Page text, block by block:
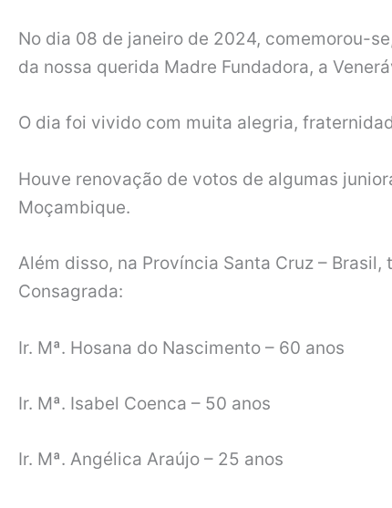
No dia 08 de janeiro de 2024, comemorou-
da nossa querida Madre Fundadora, a
O dia foi vivido com muita alegria,
Houve renovação de votos de algumas
Moçambique.
Além disso, na Província Santa Cruz –
Consagrada:
Ir. Mª. Hosana do Nascimento – 60 anos
Ir. Mª. Isabel Coenca – 50 anos
Ir. Mª. Angélica Araújo – 25 anos